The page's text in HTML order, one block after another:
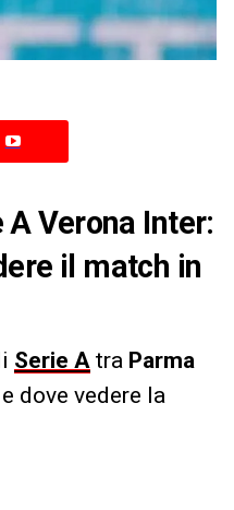
Verona Inter:
il match in
Serie A tra Parma
dove vedere la